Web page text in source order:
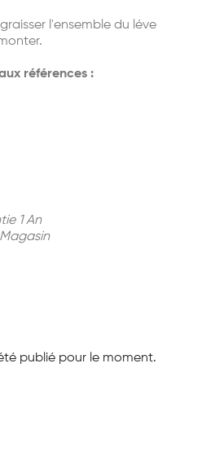
l'ensemble du léve
références :
1 An
publié pour le moment.